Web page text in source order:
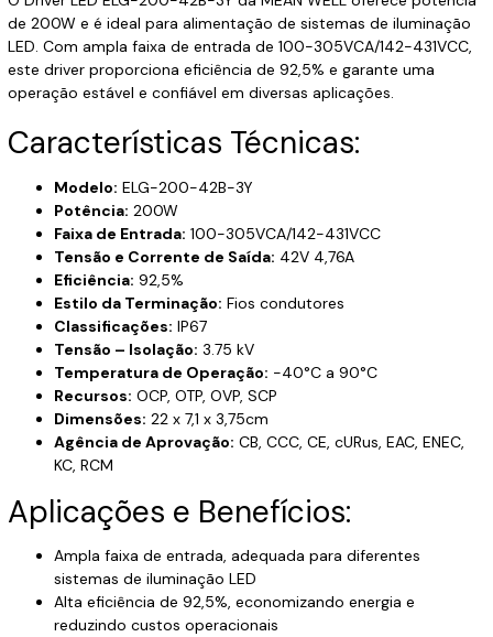
de 200W e é ideal para alimentação de sistemas de iluminação
LED. Com ampla faixa de entrada de 100-305VCA/142-431VCC,
este driver proporciona eficiência de 92,5% e garante uma
operação estável e confiável em diversas aplicações.
Características Técnicas:
Modelo: ELG-200-42B-3Y
Potência: 200W
Faixa de Entrada: 100-305VCA/142-431VCC
Tensão e Corrente de Saída: 42V 4,76A
Eficiência: 92,5%
Estilo da Terminação: Fios condutores
Classificações: IP67
Tensão – Isolação: 3.75 kV
Temperatura de Operação: -40°C a 90°C
Recursos: OCP, OTP, OVP, SCP
Dimensões: 22 x 7,1 x 3,75cm
Agência de Aprovação: CB, CCC, CE, cURus, EAC, ENEC,
KC, RCM
Aplicações e Benefícios:
Ampla faixa de entrada, adequada para diferentes
sistemas de iluminação LED
Alta eficiência de 92,5%, economizando energia e
reduzindo custos operacionais